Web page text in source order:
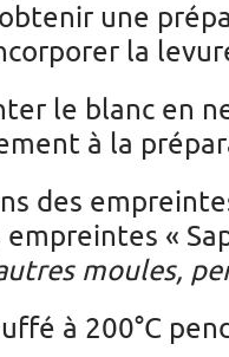
une
la
le blanc en
à la
des
empreintes «
moules,
à 200°C